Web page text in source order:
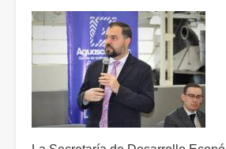
trimestre